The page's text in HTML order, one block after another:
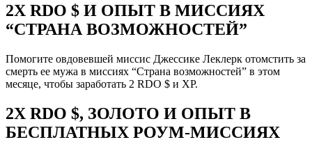
2X RDO $ И ОПЫТ В МИССИЯХ
“СТРАНА ВОЗМОЖНОСТЕЙ”
Помогите овдовевшей миссис Джессике Леклерк отомстить за
смерть ее мужа в миссиях “Страна возможностей” в этом
месяце, чтобы заработать 2 RDO $ и XP.
2X RDO $, ЗОЛОТО И ОПЫТ В
БЕСПЛАТНЫХ РОУМ-МИССИЯХ